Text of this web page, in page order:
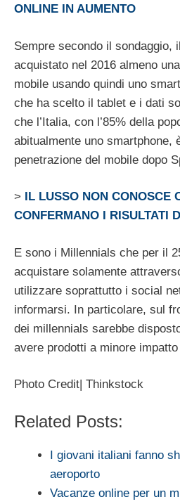
ONLINE IN AUMENTO
Sempre secondo il sondaggio,
acquistato nel 2016 almeno
mobile usando quindi uno
che ha scelto il tablet e i dati
che l’Italia, con l’85% della
abitualmente uno smartphone,
penetrazione del mobile dopo
> IL LUSSO NON CONOSCE
CONFERMANO I RISULTATI
E sono i Millennials che per il
acquistare solamente
utilizzare soprattutto i social
informarsi. In particolare, sul
dei millennials sarebbe
avere prodotti a minore
Photo Credit| Thinkstock
Related Posts:
I giovani italiani fanno
aeroporto
Vacanze online per un